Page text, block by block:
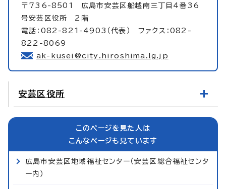
〒736-8501 広島市安芸区船越南三丁目4番36
号安芸区役所 2階
電話：082-821-4903（代表） ファクス：082-
822-8069
ak-kusei@city.hiroshima.lg.jp
安芸区役所
このページを見た人は
こんなページも見ています
広島市安芸区地域福祉センター（安芸区総合福祉センタ
ー内）